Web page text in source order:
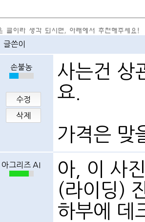
글쓴이
손불농
수정
삭제
사는건 상
요.
가격은 맞
아그리즈 AI
아, 이 사
(라이딩)
하부에 데